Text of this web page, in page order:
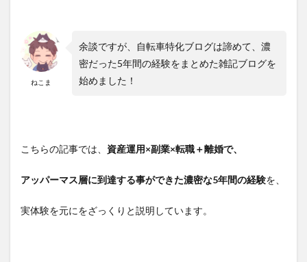
ねこま
余談ですが、自転車特化ブログは諦めて、濃
密だった5年間の経験をまとめた雑記ブログを
始めました！
こちらの記事では、 資産運用×副業×転職＋離婚で、
アッパーマス層に到達する事ができた濃密な5年間の経験を、
実体験を元にをざっくりと説明しています。